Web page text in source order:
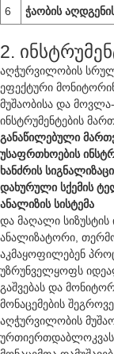
6 ჭაობის
2.
აღჭურვილობის
ეფექტური
მუშაობისა და
ინსტრუმენტების
განაწილებული
უსაფრთხოების
ხანძრის
დახურული სქემის
ანალიზის სისტემა
და მაღალი
ანალიზატორი,
აკმაყოფილებენ
უზრუნველყოფს
გაშვებას და
მონაცემების
აღჭურვილობის